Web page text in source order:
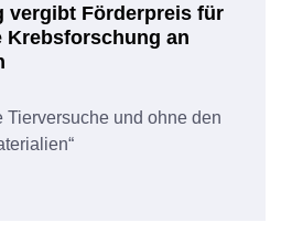
vergibt Förderpreis für
an
Tierversuche und ohne den